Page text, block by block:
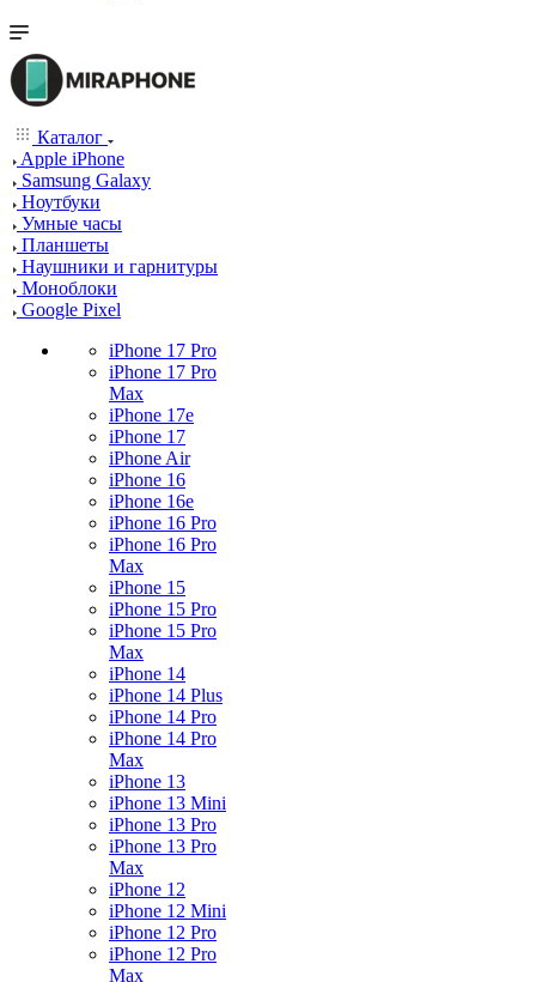
Каталог
Apple iPhone
Samsung Galaxy
Ноутбуки
Умные часы
Планшеты
Наушники и гарнитуры
Моноблоки
Google Pixel
iPhone 17 Pro
iPhone 17 Pro
Max
iPhone 17e
iPhone 17
iPhone Air
iPhone 16
iPhone 16e
iPhone 16 Pro
iPhone 16 Pro
Max
iPhone 15
iPhone 15 Pro
iPhone 15 Pro
Max
iPhone 14
iPhone 14 Plus
iPhone 14 Pro
iPhone 14 Pro
Max
iPhone 13
iPhone 13 Mini
iPhone 13 Pro
iPhone 13 Pro
Max
iPhone 12
iPhone 12 Mini
iPhone 12 Pro
iPhone 12 Pro
Max